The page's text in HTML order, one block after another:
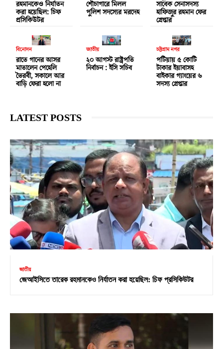
রহমানকেও নির্যাতন
করা হয়েছিল: চিফ
প্রসিকিউটর
শৌচাগারে মিলল
পুলিশ সদস্যের মরদেহ
সাবেক সেনাসদস্য
হাফিজুর রহমান ফের
গ্রেপ্তার
বিনোদন
রাতে গানের আসর
মাতালেন পেহেলি
ভৈরবী, সকালে আর
বাড়ি ফেরা হলো না
জাতীয়
২০ আগস্ট রাষ্ট্রপতি
নির্বাচন : ইসি সচিব
চট্টগ্রাম নগর
পটিয়ায় ৫ কোটি
টাকার ইয়াবাসহ
বাইকার গ্যাংয়ের ৬
সদস্য গ্রেপ্তার
LATEST POSTS
জাতীয়
জেআইসিতে তারেক রহমানকেও নির্যাতন করা হয়েছিল: চিফ প্রসিকিউটর